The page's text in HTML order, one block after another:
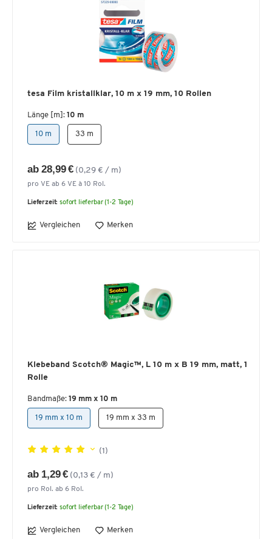
tesa Film kristallklar, 10 m x 19 mm, 10 Rollen
Länge [m]: 10 m
10 m 33 m
ab 28,99 € (0,29 € / m)
pro VE ab 6 VE à 10 Rol.
Lieferzeit: sofort lieferbar (1-2 Tage)
Vergleichen Merken
Klebeband Scotch® Magic™, L 10 m x B 19 mm, matt, 1
Rolle
Bandmaße: 19 mm x 10 m
19 mm x 10 m 19 mm x 33 m
(1)
ab 1,29 € (0,13 € / m)
pro Rol. ab 6 Rol.
Lieferzeit: sofort lieferbar (1-2 Tage)
Vergleichen Merken